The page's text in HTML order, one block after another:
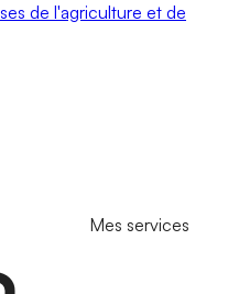
de l'agriculture et de
Mes services